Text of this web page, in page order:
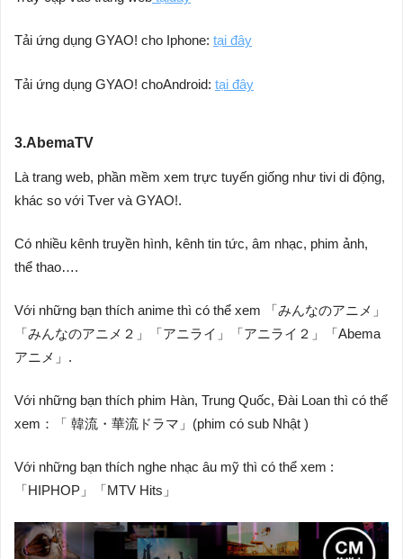
Tải ứng dụng GYAO! cho Iphone: tại đây
Tải ứng dụng GYAO! choAndroid: tại đây
3.AbemaTV
Là trang web, phần mềm xem trực tuyến giống như tivi di động,
khác so với Tver và GYAO!.
Có nhiều kênh truyền hình, kênh tin tức, âm nhạc, phim ảnh,
thể thao….
Với những bạn thích anime thì có thể xem 「みんなのアニメ」
「みんなのアニメ２」「アニライ」「アニライ２」「Abema
アニメ」.
Với những bạn thích phim Hàn, Trung Quốc, Đài Loan thì có thể
xem：「 韓流・華流ドラマ」(phim có sub Nhật )
Với những bạn thích nghe nhạc âu mỹ thì có thể xem :
「HIPHOP」「MTV Hits」